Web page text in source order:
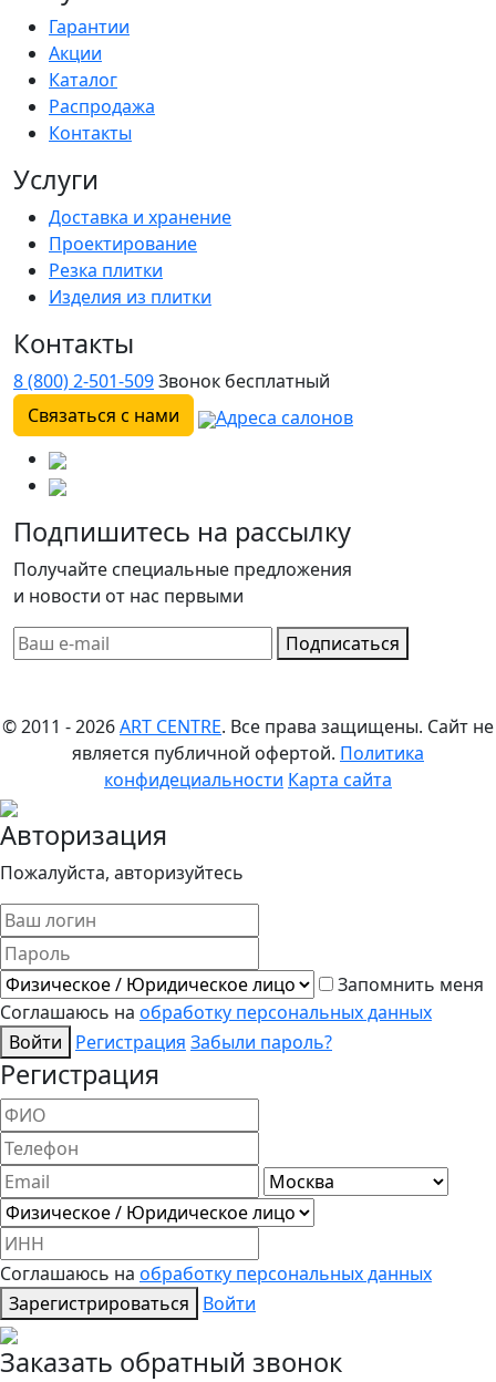
Гарантии
Акции
Каталог
Распродажа
Контакты
Услуги
Доставка и хранение
Проектирование
Резка плитки
Изделия из плитки
Контакты
8 (800) 2-501-509Звонок бесплатный
Связаться с нами
Адреса салонов
Подпишитесь на рассылку
Получайте специальные предложения
и новости от нас первыми
Подписаться
© 2011 - 2026ART CENTRE. Все права защищены. Сайт не
является публичной офертой. Политика
конфидециальности Карта сайта
Авторизация
Пожалуйста, авторизуйтесь
Запомнить меня
Соглашаюсь на обработку персональных данных
Войти
Регистрация Забыли пароль?
Регистрация
Соглашаюсь на обработку персональных данных
Зарегистрироваться
Войти
Заказать обратный звонок